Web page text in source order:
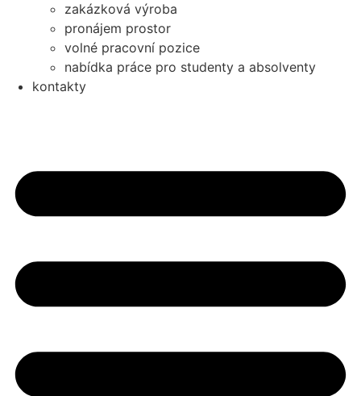
zakázková výroba
pronájem prostor
volné pracovní pozice
nabídka práce pro studenty a absolventy
kontakty